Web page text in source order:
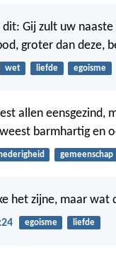
Gij zult uw
groter dan deze,
wet liefde egoisme
allen eensgezind,
barmhartig en
gemeenschap
het zijne, maar wat
egoisme liefde